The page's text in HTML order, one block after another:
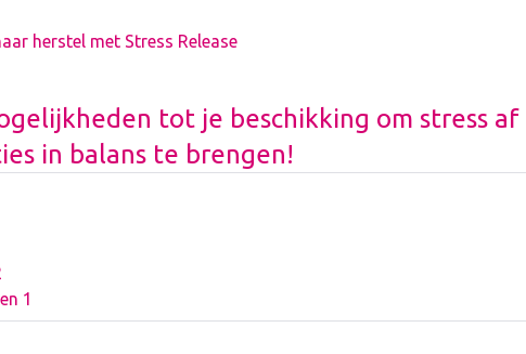
herstel met Stress Release
tot je beschikking om stress
in balans te brengen!
1